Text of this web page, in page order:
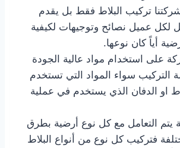
تركيب البلاط فقط بل يقدم
لكل عميل نصائح وتوجيهات لكيفية
أياً كان نوعها.
على استخدام مواد عالية الجودة
التركيب سواء المواد التي تستخدم
او الدفان الذي يستخدم في عملية
يتم التعامل مع كل نوع أرضية بطرق
فتركيب كل نوع من أنواع البلاط